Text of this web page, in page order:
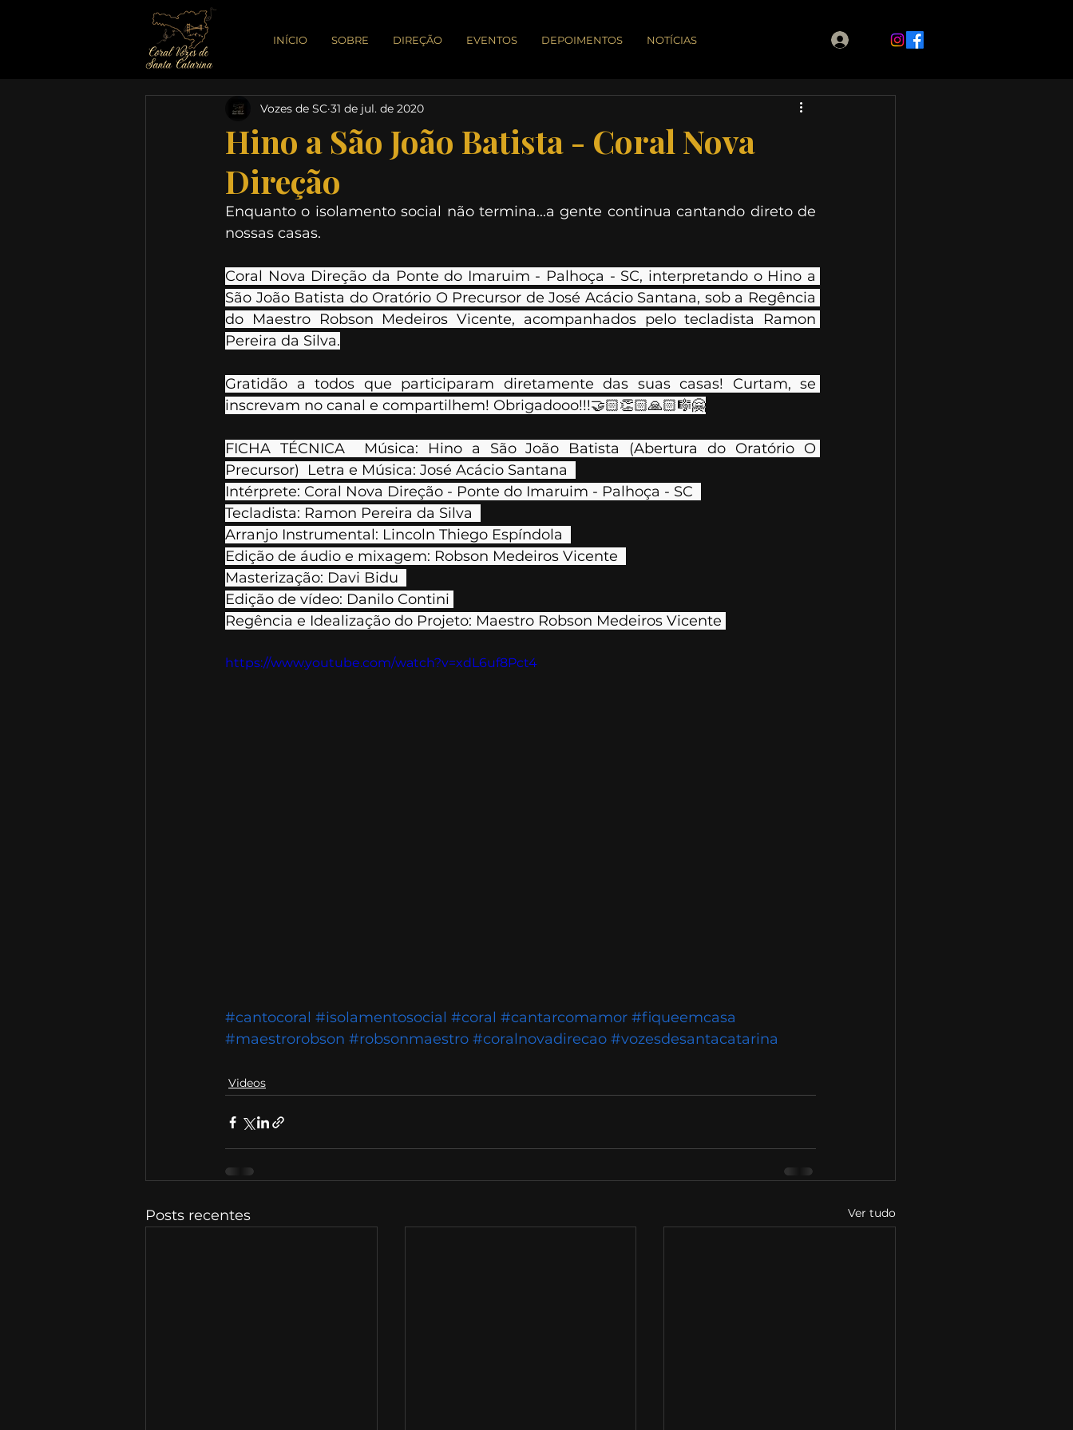
INÍCIO SOBRE DIREÇÃO EVENTOS DEPOIMENTOS NOTÍCIAS
Hino a São João Batista - Coral Nova
Direção
Vozes de SC 31 de jul. de 2020
Enquanto o isolamento social não termina...a gente continua cantando direto de
nossas casas.
Coral Nova Direção da Ponte do Imaruim - Palhoça - SC, interpretando o Hino a
São João Batista do Oratório O Precursor de José Acácio Santana, sob a Regência
do Maestro Robson Medeiros Vicente, acompanhados pelo tecladista Ramon
Pereira da Silva.
Gratidão a todos que participaram diretamente das suas casas! Curtam, se
inscrevam no canal e compartilhem! Obrigadooo!!!🤝🏻👏🏻🙏🏻🎼🤗
FICHA TÉCNICA  Música: Hino a São João Batista (Abertura do Oratório O
Precursor)  Letra e Música: José Acácio Santana
Intérprete: Coral Nova Direção - Ponte do Imaruim - Palhoça - SC
Tecladista: Ramon Pereira da Silva
Arranjo Instrumental: Lincoln Thiego Espíndola
Edição de áudio e mixagem: Robson Medeiros Vicente
Masterização: Davi Bidu
Edição de vídeo: Danilo Contini
Regência e Idealização do Projeto: Maestro Robson Medeiros Vicente
https://www.youtube.com/watch?v=xdL6uf8Pct4
#cantocoral #isolamentosocial #coral #cantarcomamor #fiqueemcasa
#maestrorobson #robsonmaestro #coralnovadirecao #vozesdesantacatarina
Videos
Posts recentes Ver tudo